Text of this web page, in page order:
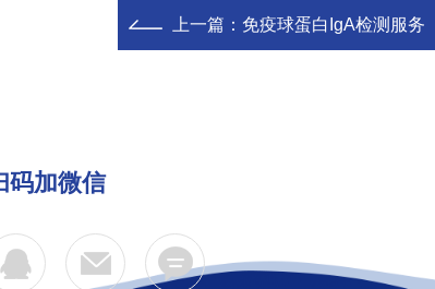
上一篇： 免疫球蛋白IgA检测服务
码加微信